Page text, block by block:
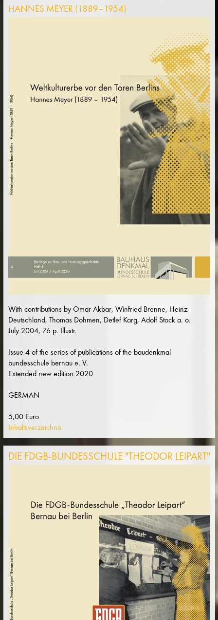
HANNES MEYER (1889–1954)
With contributions by Omar Akbar, Winfried Brenne, Heinz
Deutschland, Thomas Dohmen, Detlef Karg, Adolf Stock a. o.
July 2004, 76 p. Illustr.
Issue 4 of the series of publications of the baudenkmal
bundesschule bernau e. V.
Extended new edition 2020
GERMAN
5,00 Euro
Inhaltsverzeichnis
DIE FDGB-BUNDESSCHULE "THEODOR LEIPART"